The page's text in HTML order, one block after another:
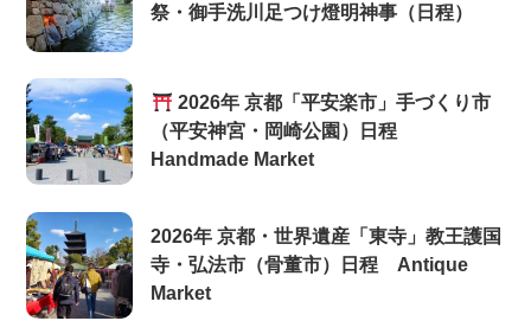
祭・御手洗川足つけ燈明神事（日程）
2026年 京都「平安楽市」手づくり市
（平安神宮・岡崎公園）日程
Handmade Market
2026年 京都・世界遺産「東寺」教王護国
寺・弘法市（骨董市）日程 Antique
Market